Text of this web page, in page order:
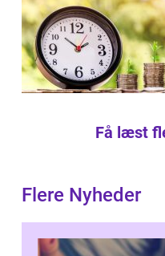
Få læst
Flere Nyheder